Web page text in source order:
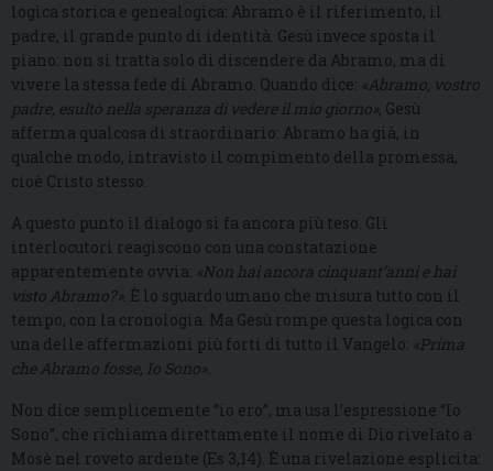
logica storica e genealogica: Abramo è il riferimento, il
padre, il grande punto di identità. Gesù invece sposta il
piano: non si tratta solo di discendere da Abramo, ma di
vivere la stessa fede di Abramo. Quando dice: «Abramo, vostro
padre, esultò nella speranza di vedere il mio giorno», Gesù
afferma qualcosa di straordinario: Abramo ha già, in
qualche modo, intravisto il compimento della promessa,
cioè Cristo stesso.
A questo punto il dialogo si fa ancora più teso. Gli
interlocutori reagiscono con una constatazione
apparentemente ovvia: «Non hai ancora cinquant’anni e hai
visto Abramo?». È lo sguardo umano che misura tutto con il
tempo, con la cronologia. Ma Gesù rompe questa logica con
una delle affermazioni più forti di tutto il Vangelo: «Prima
che Abramo fosse, Io Sono».
Non dice semplicemente “io ero”, ma usa l’espressione “Io
Sono”, che richiama direttamente il nome di Dio rivelato a
Mosè nel roveto ardente (Es 3,14). È una rivelazione esplicita: